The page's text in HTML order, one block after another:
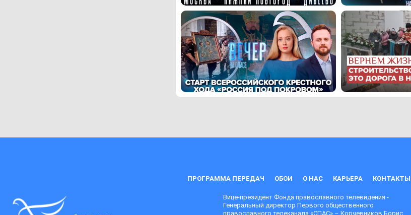
ПРОГРАММА ПЕРЕДАЧ ОБОИ О НАС КАРЬЕРА КОНТАКТЫ
Вице-президент Фонда православного телевидения -
Генеральный директор Первого общественного
православного телеканала «СПАС» – Корчевников Борис